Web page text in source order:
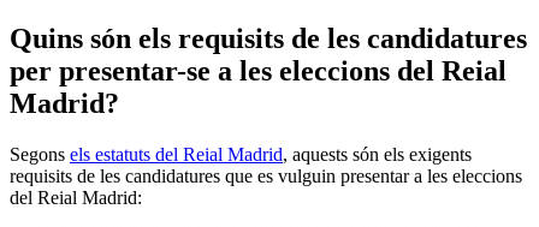
Quins són els requisits de les candidatures
per presentar-se a les eleccions del Reial
Madrid?
Segons els estatuts del Reial Madrid, aquests són els exigents
requisits de les candidatures que es vulguin presentar a les eleccions
del Reial Madrid: